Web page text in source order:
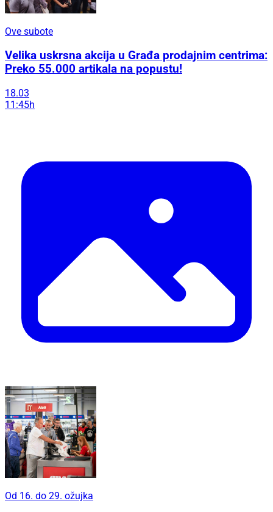
Ove subote
Velika uskrsna akcija u Građa prodajnim centrima:
Preko 55.000 artikala na popustu!
18.03
11:45h
Od 16. do 29. ožujka